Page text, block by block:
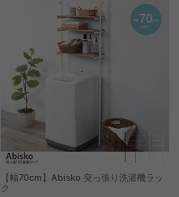
【幅70cm】Abisko 突っ張り洗濯機ラッ
ク